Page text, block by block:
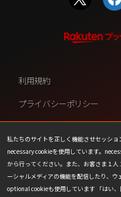
私たちのサイトを正しく機能させセッシ
necessary cookieを使用しています。
から行ってください。また、お客さま１
ーシャルメディアの機能を配信したり、ウ
optional cookieも使用しています 「はい
利用規約
プライバシーポリシー
ファンコンテンツ・ポリシ
COOKIE
会社情報